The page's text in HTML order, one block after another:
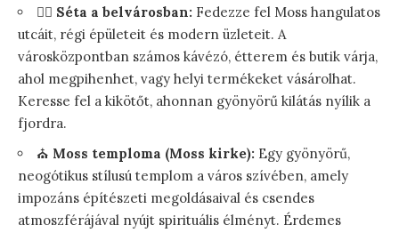
🚶‍♀️ Séta a belvárosban: Fedezze fel Moss hangulatos
utcáit, régi épületeit és modern üzleteit. A
városközpontban számos kávézó, étterem és butik várja,
ahol megpihenhet, vagy helyi termékeket vásárolhat.
Keresse fel a kikötőt, ahonnan gyönyörű kilátás nyílik a
fjordra.
⛪ Moss temploma (Moss kirke): Egy gyönyörű,
neogótikus stílusú templom a város szívében, amely
impozáns építészeti megoldásaival és csendes
atmoszférájával nyújt spirituális élményt. Érdemes